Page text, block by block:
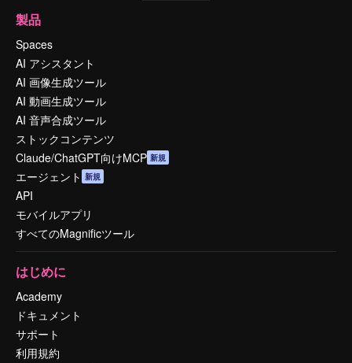
製品
Spaces
AI アシスタント
AI 画像生成ツール
AI 動画生成ツール
AI 音声合成ツール
ストックコンテンツ
Claude/ChatGPT向けMCP 新規
エージェント 新規
API
モバイルアプリ
すべてのMagnificツール
はじめに
Academy
ドキュメント
サポート
利用規約